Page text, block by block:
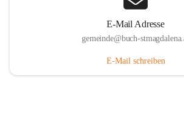
E-Mail Adresse
gemeinde@buch-
E-Mail schreiben